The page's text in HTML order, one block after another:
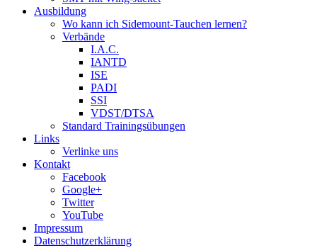
Ausbildung
Wo kann ich Sidemount-Tauchen lernen?
Verbände
I.A.C.
IANTD
ISE
PADI
SSI
VDST/DTSA
Standard Trainingsübungen
Links
Verlinke uns
Kontakt
Facebook
Google+
Twitter
YouTube
Impressum
Datenschutzerklärung